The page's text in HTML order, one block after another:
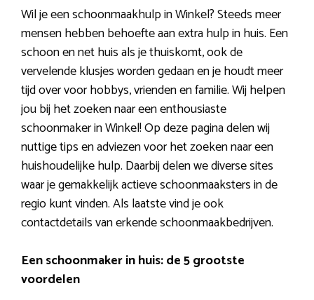
Wil je een schoonmaakhulp in Winkel? Steeds meer
mensen hebben behoefte aan extra hulp in huis. Een
schoon en net huis als je thuiskomt, ook de
vervelende klusjes worden gedaan en je houdt meer
tijd over voor hobbys, vrienden en familie. Wij helpen
jou bij het zoeken naar een enthousiaste
schoonmaker in Winkel! Op deze pagina delen wij
nuttige tips en adviezen voor het zoeken naar een
huishoudelijke hulp. Daarbij delen we diverse sites
waar je gemakkelijk actieve schoonmaaksters in de
regio kunt vinden. Als laatste vind je ook
contactdetails van erkende schoonmaakbedrijven.
Een schoonmaker in huis: de 5 grootste
voordelen